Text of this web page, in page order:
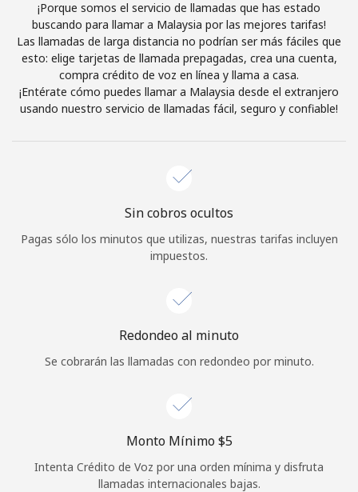
Iniciar Sesión
o
Continuar con
¡Porque somos el servicio de llamadas que has estado
buscando para llamar a Malaysia por las mejores tarifas!
Las llamadas de larga distancia no podrían ser más fáciles que
esto: elige tarjetas de llamada prepagadas, crea una cuenta,
compra crédito de voz en línea y llama a casa.
¡Entérate cómo puedes llamar a Malaysia desde el extranjero
usando nuestro servicio de llamadas fácil, seguro y confiable!
Sin cobros ocultos
Pagas sólo los minutos que utilizas, nuestras tarifas incluyen
impuestos.
Redondeo al minuto
Se cobrarán las llamadas con redondeo por minuto.
Monto Mínimo ⁦$5⁩
Intenta Crédito de Voz por una orden mínima y disfruta
llamadas internacionales bajas.